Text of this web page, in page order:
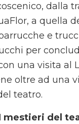
dalla
a quella
e
per
una visita al
oltre ad una
teatro.
I mestieri del